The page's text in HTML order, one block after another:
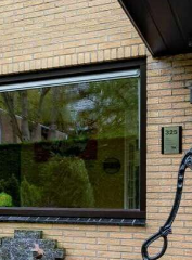
Door ons
Alle
op de
het geven van
noch door ons